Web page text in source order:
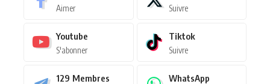
Aimer Suivre
Youtube
S'abonner
Tiktok
Suivre
129 Membres WhatsApp